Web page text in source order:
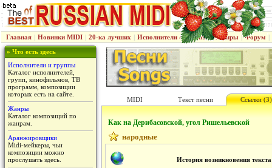
Главная | Новинки MIDI | 20-ка лучших | Исполнители & группы | Жанры | Форум |
» Что есть здесь
Исполнители и группы
Каталог исполнителей,
групп, кинофильмов, ТВ
программ, композиции
которых есть на сайте.
Жанры
Каталог композиций по
жанрам.
Аранжировщики
Midi-мейкеры, чьи
композиции можно
прослушать здесь.
MIDI Текст песни Ссылки (3)
Как на Дерибасовской, угол Ришельевской
народные
История возникновения